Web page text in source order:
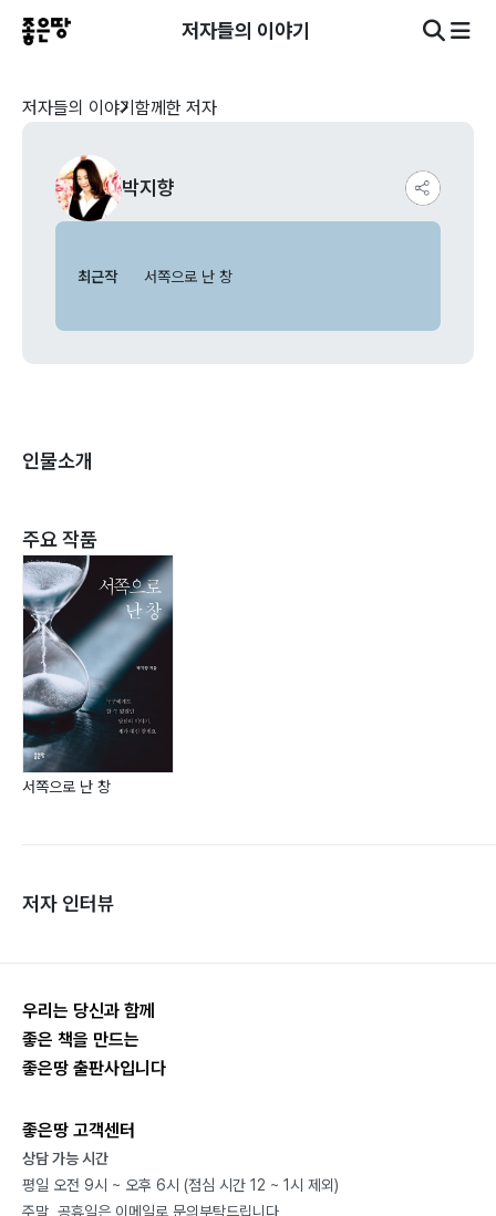
저자들의 이야기
저자들의 이야기 함께한 저자
박지향
최근작 서쪽으로 난 창
인물소개
주요 작품
서쪽으로 난 창
저자 인터뷰
우리는 당신과 함께
좋은 책을 만드는
좋은땅 출판사입니다
좋은땅 고객센터
상담 가능 시간
평일 오전 9시 ~ 오후 6시 (점심 시간 12 ~ 1시 제외)
주말, 공휴일은 이메일로 문의부탁드립니다